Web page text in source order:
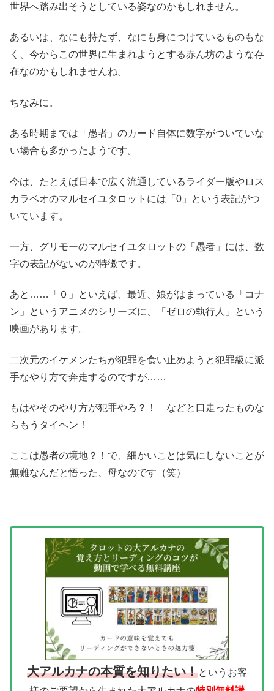
世界へ踏み出そうとしている姿なのかもしれません。
あるいは、なにも持たず、なにも身につけているものもな
く、今からこの世界に生まれようとする赤ん坊のような存
在なのかもしれませんね。
ちなみに。
ある時期までは「愚者」のカード自体に数字がついていな
い場合も多かったようです。
今は、たとえば日本で広く流通しているライダー版やロス
カラベオのマルセイユタロットには「0」という表記がつ
いています。
一方、グリモーのマルセイユタロットの「愚者」には、数
字の表記がないのが特徴です。
あと……「０」といえば、最近、娘がはまっている「コナ
ン」というアニメのシリーズに、「ゼロの執行人」という
映画があります。
二次元のイケメンたちが犯罪を食い止めようと犯罪級に派
手なやり方で奔走するのですが……
もはやそのやり方が犯罪やろ？！ などと口走ったものな
らもうタイヘン！
ここは愚者の境地？！で、細かいことは気にしないことが
無難なんだと悟った、母なのです（笑）
大アルカナの本質を知りたい！というお客